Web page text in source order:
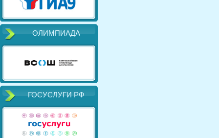
ОЛИМПИАДА
ГОСУСЛУГИ РФ